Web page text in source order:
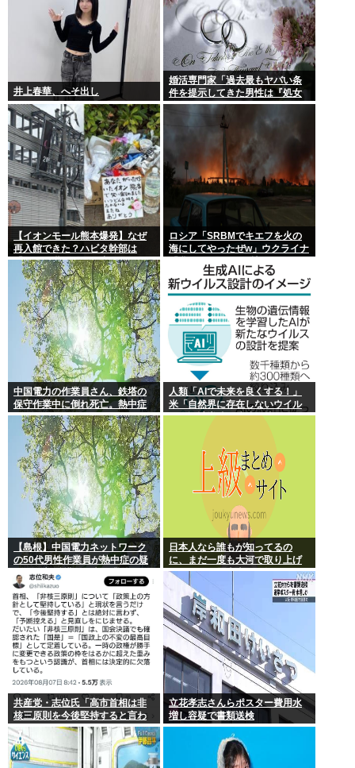
井上春華、へそ出し
婚活専門家「過去最もヤバい条
件を提示してきた男性は『処女
信仰』」ケンモメン…
【イオンモール熊本爆発】なぜ
再入館できた？ハビタ幹部は
「モール職員は引き止めなかっ
た」イオン「運用を徹底できな
かった可能性」
ロシア「SRBMでキエフを火の
海にしてやったぜw」ウクライナ
「我々もSRBMで反撃する
中国電力の作業員さん、鉄塔の
保守作業中に倒れ死亡。熱中症
か
人類「AIで未来を良くする！」
米「自然界に存在しないウイル
スを設計増殖に成功」技術が進
【島根】中国電力ネットワーク
の50代男性作業員が熱中症の疑
いで死亡 鉄塔の保守作業後に倒
れる 邑南町
日本人なら誰もが知ってるの
に、まだ一度も大河で取り上げ
られてない歴史上の人物
共産党・志位氏「高市首相は非
核三原則を今後堅持すると言わ
ない！」
立花孝志さんらポスター費用水
増し容疑で書類送検